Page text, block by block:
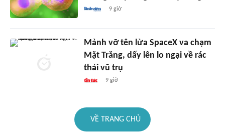
9 giờ
Mảnh vỡ tên lửa SpaceX va chạm
Mặt Trăng, dấy lên lo ngại về rác
thải vũ trụ
9 giờ
VỀ TRANG CHỦ